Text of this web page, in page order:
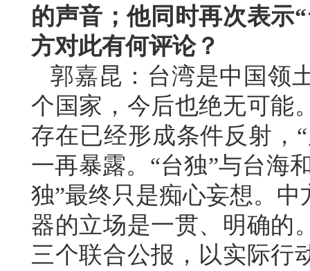
的声音；他同时再次表示
方对此有何评论？
郭嘉昆：台湾是中国领
个国家，今后也绝无可能
存在已经形成条件反射，
一再暴露。“台独”与台海
独”最终只是痴心妄想。
器的立场是一贯、明确的
三个联合公报，以实际行